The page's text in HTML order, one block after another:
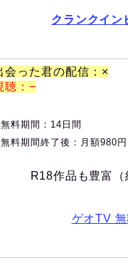
クランクイン
会った君の配信：×
聴：−
無料期間：14日間
無料期間終了後：月額980円
R18作品も豊富
ゲオTV